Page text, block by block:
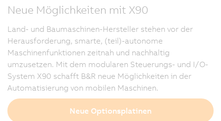
Neue Möglichkeiten mit X90
Land- und Baumaschinen-Hersteller stehen vor der
Herausforderung, smarte, (teil)-autonome
Maschinenfunktionen zeitnah und nachhaltig
umzusetzen. Mit dem modularen Steuerungs- und I/O-
System X90 schafft B&R neue Möglichkeiten in der
Automatisierung von mobilen Maschinen.
Neue Optionsplatinen